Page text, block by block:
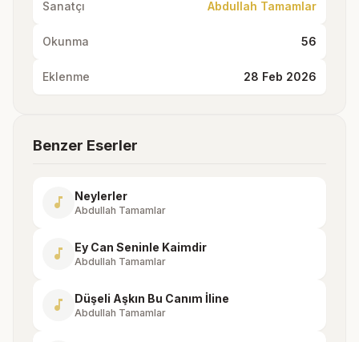
Sanatçı Abdullah Tamamlar
Okunma 56
Eklenme 28 Feb 2026
Benzer Eserler
music_note Neylerler
Abdullah Tamamlar
music_note Ey Can Seninle Kaimdir
Abdullah Tamamlar
music_note Düşeli Aşkın Bu Canım İline
Abdullah Tamamlar